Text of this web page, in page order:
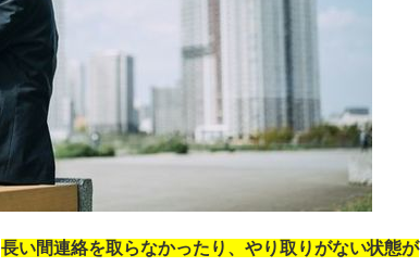
長い間連絡を取らなかったり、やり取りがない状態が